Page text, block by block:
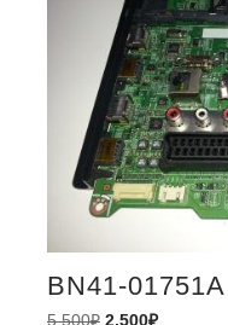
BN41-01751A
5,500₽ 2,500₽